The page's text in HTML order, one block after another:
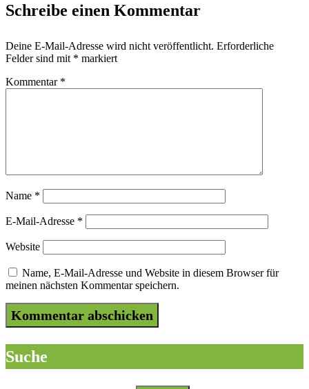
Schreibe einen Kommentar
Deine E-Mail-Adresse wird nicht veröffentlicht. Erforderliche
Felder sind mit * markiert
Kommentar *
Name *
E-Mail-Adresse *
Website
Name, E-Mail-Adresse und Website in diesem Browser für
meinen nächsten Kommentar speichern.
Suche